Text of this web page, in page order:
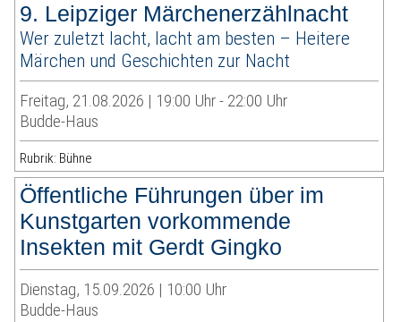
9. Leipziger Märchenerzählnacht
Wer zuletzt lacht, lacht am besten – Heitere
Märchen und Geschichten zur Nacht
Freitag, 21.08.2026 | 19:00 Uhr - 22:00 Uhr
Budde-Haus
Rubrik: Bühne
Öffentliche Führungen über im
Kunstgarten vorkommende
Insekten mit Gerdt Gingko
Dienstag, 15.09.2026 | 10:00 Uhr
Budde-Haus